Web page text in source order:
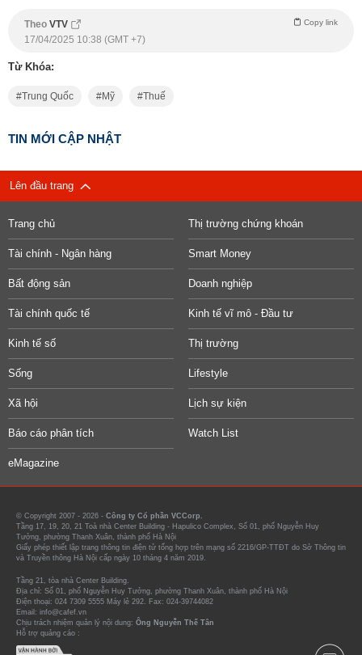
Theo VTV Copy link
17/04/2025 10:38 (GMT +7)
Từ Khóa:
Trung Quốc Mỹ Thuế
TIN MỚI CẬP NHẬT
Lên đầu trang
Trang chủ Thị trường chứng khoán
Tài chính - Ngân hàng Smart Money
Bất động sản Doanh nghiệp
Tài chính quốc tế Kinh tế vĩ mô - Đầu tư
Kinh tế số Thị trường
Sống Lifestyle
Xã hội Lịch sự kiện
Báo cáo phân tích Watch List
eMagazine
© Copyright 2007 - 2026 - Công ty Cổ phần VCCorp.
Tầng 17, 19, 20, 21 Toà nhà Center Building - Hapulico Complex, Số 01, phố Nguyễn Huy
Tưởng, phường Thanh Xuân, thành phố Hà Nội
Giấy phép thiết lập trang thông tin điện tử tổng hợp trên mạng số 2216/GP-TTĐT do Sở Thông tin
và Truyền thông Hà Nội cấp ngày 10 tháng 4 năm 2019.
Tầng 21, tòa nhà Center Building.
Địa chỉ: Số 01, phố Nguyễn Huy Tưởng, phường Thanh Xuân, thành phố Hà Nội
Điện thoại: 024 7309 5555 Máy lẻ 292. Fax: 024-39744082
Email: info@cafef.vn
Chịu trách nhiệm quản lý nội dung: Ông Nguyễn Thế Tân
Hỗ trợ quảng cáo :